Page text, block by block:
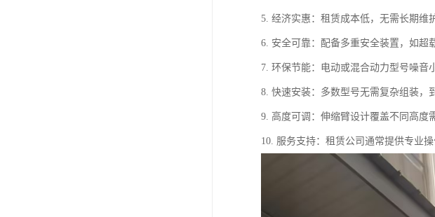
5. 经济实惠：租赁成本低，无需长期维
6. 安全可靠：配备多重安全装置，如超
7. 环保节能：电动或混合动力型号噪音
8. 快速安装：多数型号无需复杂组装，
9. 高度可调：伸缩臂设计覆盖不同高度
10. 服务支持：租赁公司通常提供专业